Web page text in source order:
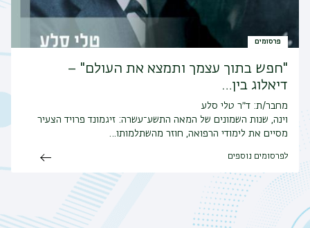
פרסומים
"חפש בתוך עצמך ותמצא את העולם" –
דיאלוג בין…
מחבר/ת: ד״ר טלי סלע
וינה, שנות השמונים של המאה התשע־עשרה: זיגמונד פרויד הצעיר
מסיים את לימודי הרפואה, חוזר מהשתלמותו…
לפרסומים נוספים